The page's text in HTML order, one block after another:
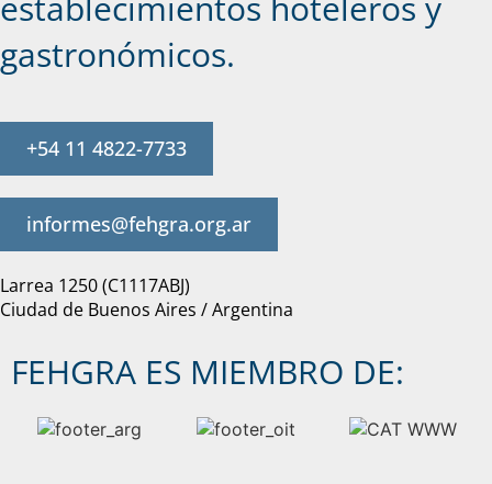
gastronómicos.
+54 11 4822-7733
informes@fehgra.org.ar
Larrea 1250 (C1117ABJ)
Ciudad de Buenos Aires / Argentina
FEHGRA ES MIEMBRO DE: